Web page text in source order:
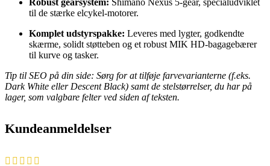
Robust gearsystem: Shimano Nexus 5-gear, specialudviklet
til de stærke elcykel-motorer.
Komplet udstyrspakke: Leveres med lygter, godkendte
skærme, solidt støtteben og et robust MIK HD-bagagebærer
til kurve og tasker.
Tip til SEO på din side: Sørg for at tilføje farvevarianterne (f.eks.
Dark White eller Descent Black) samt de stelstørrelser, du har på
lager, som valgbare felter ved siden af teksten.
Kundeanmeldelser